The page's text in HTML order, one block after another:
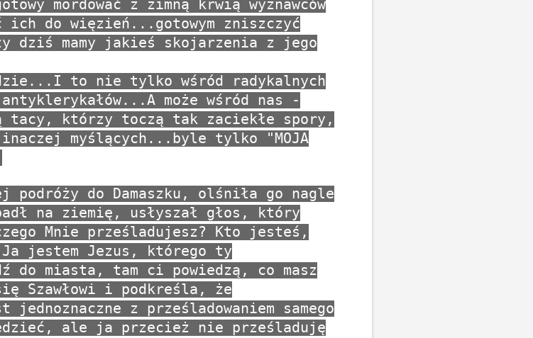
mordować z zimną krwią wyznawców
ich do więzień...gotowym zniszczyć
dziś mamy jakieś skojarzenia z jego
to nie tylko wśród radykalnych
może wśród nas -
tacy, którzy toczą tak zaciekłe spory,
myślących...byle tylko "MOJA
do Damaszku, olśniła go nagle
na ziemię, usłyszał głos, który
Mnie prześladujesz? Kto jesteś,
jestem Jezus, którego ty
do miasta, tam ci powiedzą, co masz
Szawłowi i podkreśla, że
z prześladowaniem samego
ale ja przecież nie prześladuję